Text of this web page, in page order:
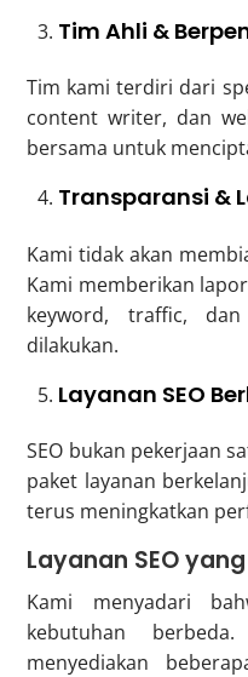
Tim Ahli &
Tim kami terdiri dari
content writer, dan
bersama untuk
Transparansi &
Kami tidak akan
Kami memberikan
keyword, traffic,
dilakukan.
Layanan SEO
SEO bukan pekerjaan
paket layanan
terus meningkatkan
Layanan SEO
Kami menyadari
kebutuhan
menyediakan